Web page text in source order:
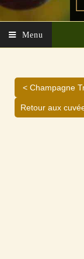
Menu
< Champagne
Retour aux